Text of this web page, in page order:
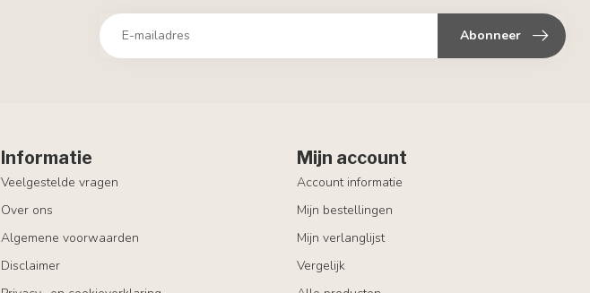
Abonneer
Informatie
Veelgestelde vragen
Over ons
Algemene voorwaarden
Disclaimer
Mijn account
Account informatie
Mijn bestellingen
Mijn verlanglijst
Vergelijk